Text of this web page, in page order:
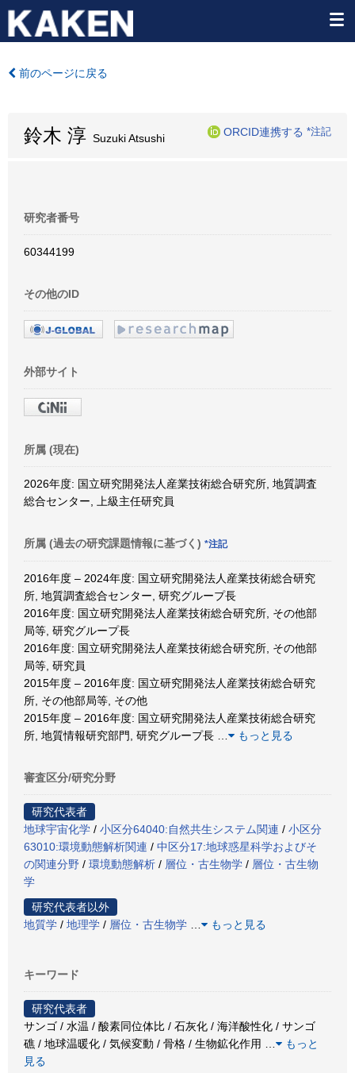
前のページに戻る
鈴木 淳 Suzuki Atsushi
ORCID連携する *注記
研究者番号
60344199
その他のID
外部サイト
所属 (現在)
2026年度: 国立研究開発法人産業技術総合研究所, 地質調査
総合センター, 上級主任研究員
所属 (過去の研究課題情報に基づく) *注記
2016年度 – 2024年度: 国立研究開発法人産業技術総合研究
所, 地質調査総合センター, 研究グループ長
2016年度: 国立研究開発法人産業技術総合研究所, その他部
局等, 研究グループ長
2016年度: 国立研究開発法人産業技術総合研究所, その他部
局等, 研究員
2015年度 – 2016年度: 国立研究開発法人産業技術総合研究
所, その他部局等, その他
2015年度 – 2016年度: 国立研究開発法人産業技術総合研究
所, 地質情報研究部門, 研究グループ長
もっと見る
審査区分/研究分野
研究代表者
地球宇宙化学 / 小区分64040:自然共生システム関連 / 小区分
63010:環境動態解析関連 / 中区分17:地球惑星科学およびそ
の関連分野 / 環境動態解析 / 層位・古生物学 / 層位・古生物
学
研究代表者以外
地質学 / 地理学 / 層位・古生物学 もっと見る
キーワード
研究代表者
サンゴ / 水温 / 酸素同位体比 / 石灰化 / 海洋酸性化 / サンゴ
礁 / 地球温暖化 / 気候変動 / 骨格 / 生物鉱化作用
もっと
見る